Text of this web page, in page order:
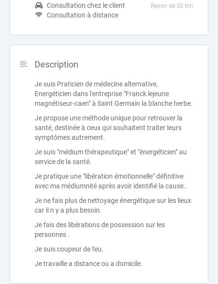
Consultation chez le client
Rayon de 30 km
Consultation à distance
Description
Je suis Praticien de médecine alternative,
Energéticien dans l'entreprise "Franck lejeune
magnétiseur-caen" à Saint Germain la blanche herbe.
Je propose une méthode unique pour retrouver la
santé, destinée à ceux qui souhaitent traiter leurs
symptômes autrement.
Je suis "médium thérapeutique" et "énergéticien" au
service de la santé.
Je pratique une "libération émotionnelle" définitive
avec ma médiumnité après avoir identifié la cause..
Je ne fais plus de nettoyage énergétique sur les lieux
car il n y a plus besoin.
Je fais des libérations de possession sur les
personnes .
Je suis coupeur de feu.
Je travaille a distance ou a domicile.